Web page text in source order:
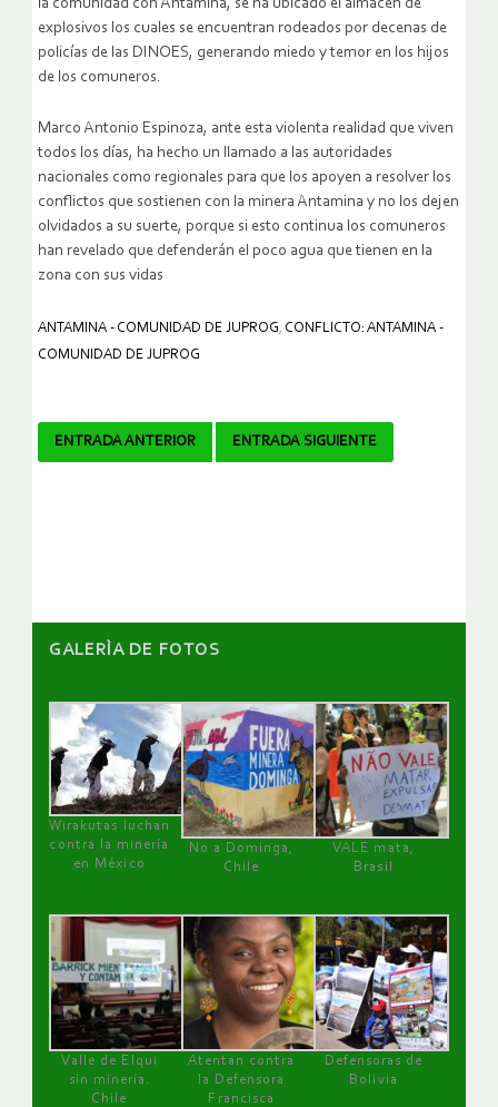
la comunidad con Antamina, se ha ubicado el almacén de
explosivos los cuales se encuentran rodeados por decenas de
policías de las DINOES, generando miedo y temor en los hijos
de los comuneros.
Marco Antonio Espinoza, ante esta violenta realidad que viven
todos los días, ha hecho un llamado a las autoridades
nacionales como regionales para que los apoyen a resolver los
conflictos que sostienen con la minera Antamina y no los dejen
olvidados a su suerte, porque si esto continua los comuneros
han revelado que defenderán el poco agua que tienen en la
zona con sus vidas
ANTAMINA - COMUNIDAD DE JUPROG, CONFLICTO: ANTAMINA -
COMUNIDAD DE JUPROG
Navegador
ENTRADA ANTERIOR ENTRADA SIGUIENTE
GALERÌA DE FOTOS
Wirakutas luchan
contra la minería
en México
No a Dominga,
Chile
VALE mata,
Brasil
Valle de Elqui
sin minería.
Chile
Atentan contra
la Defensora
Francisca
Defensoras de
Bolivia